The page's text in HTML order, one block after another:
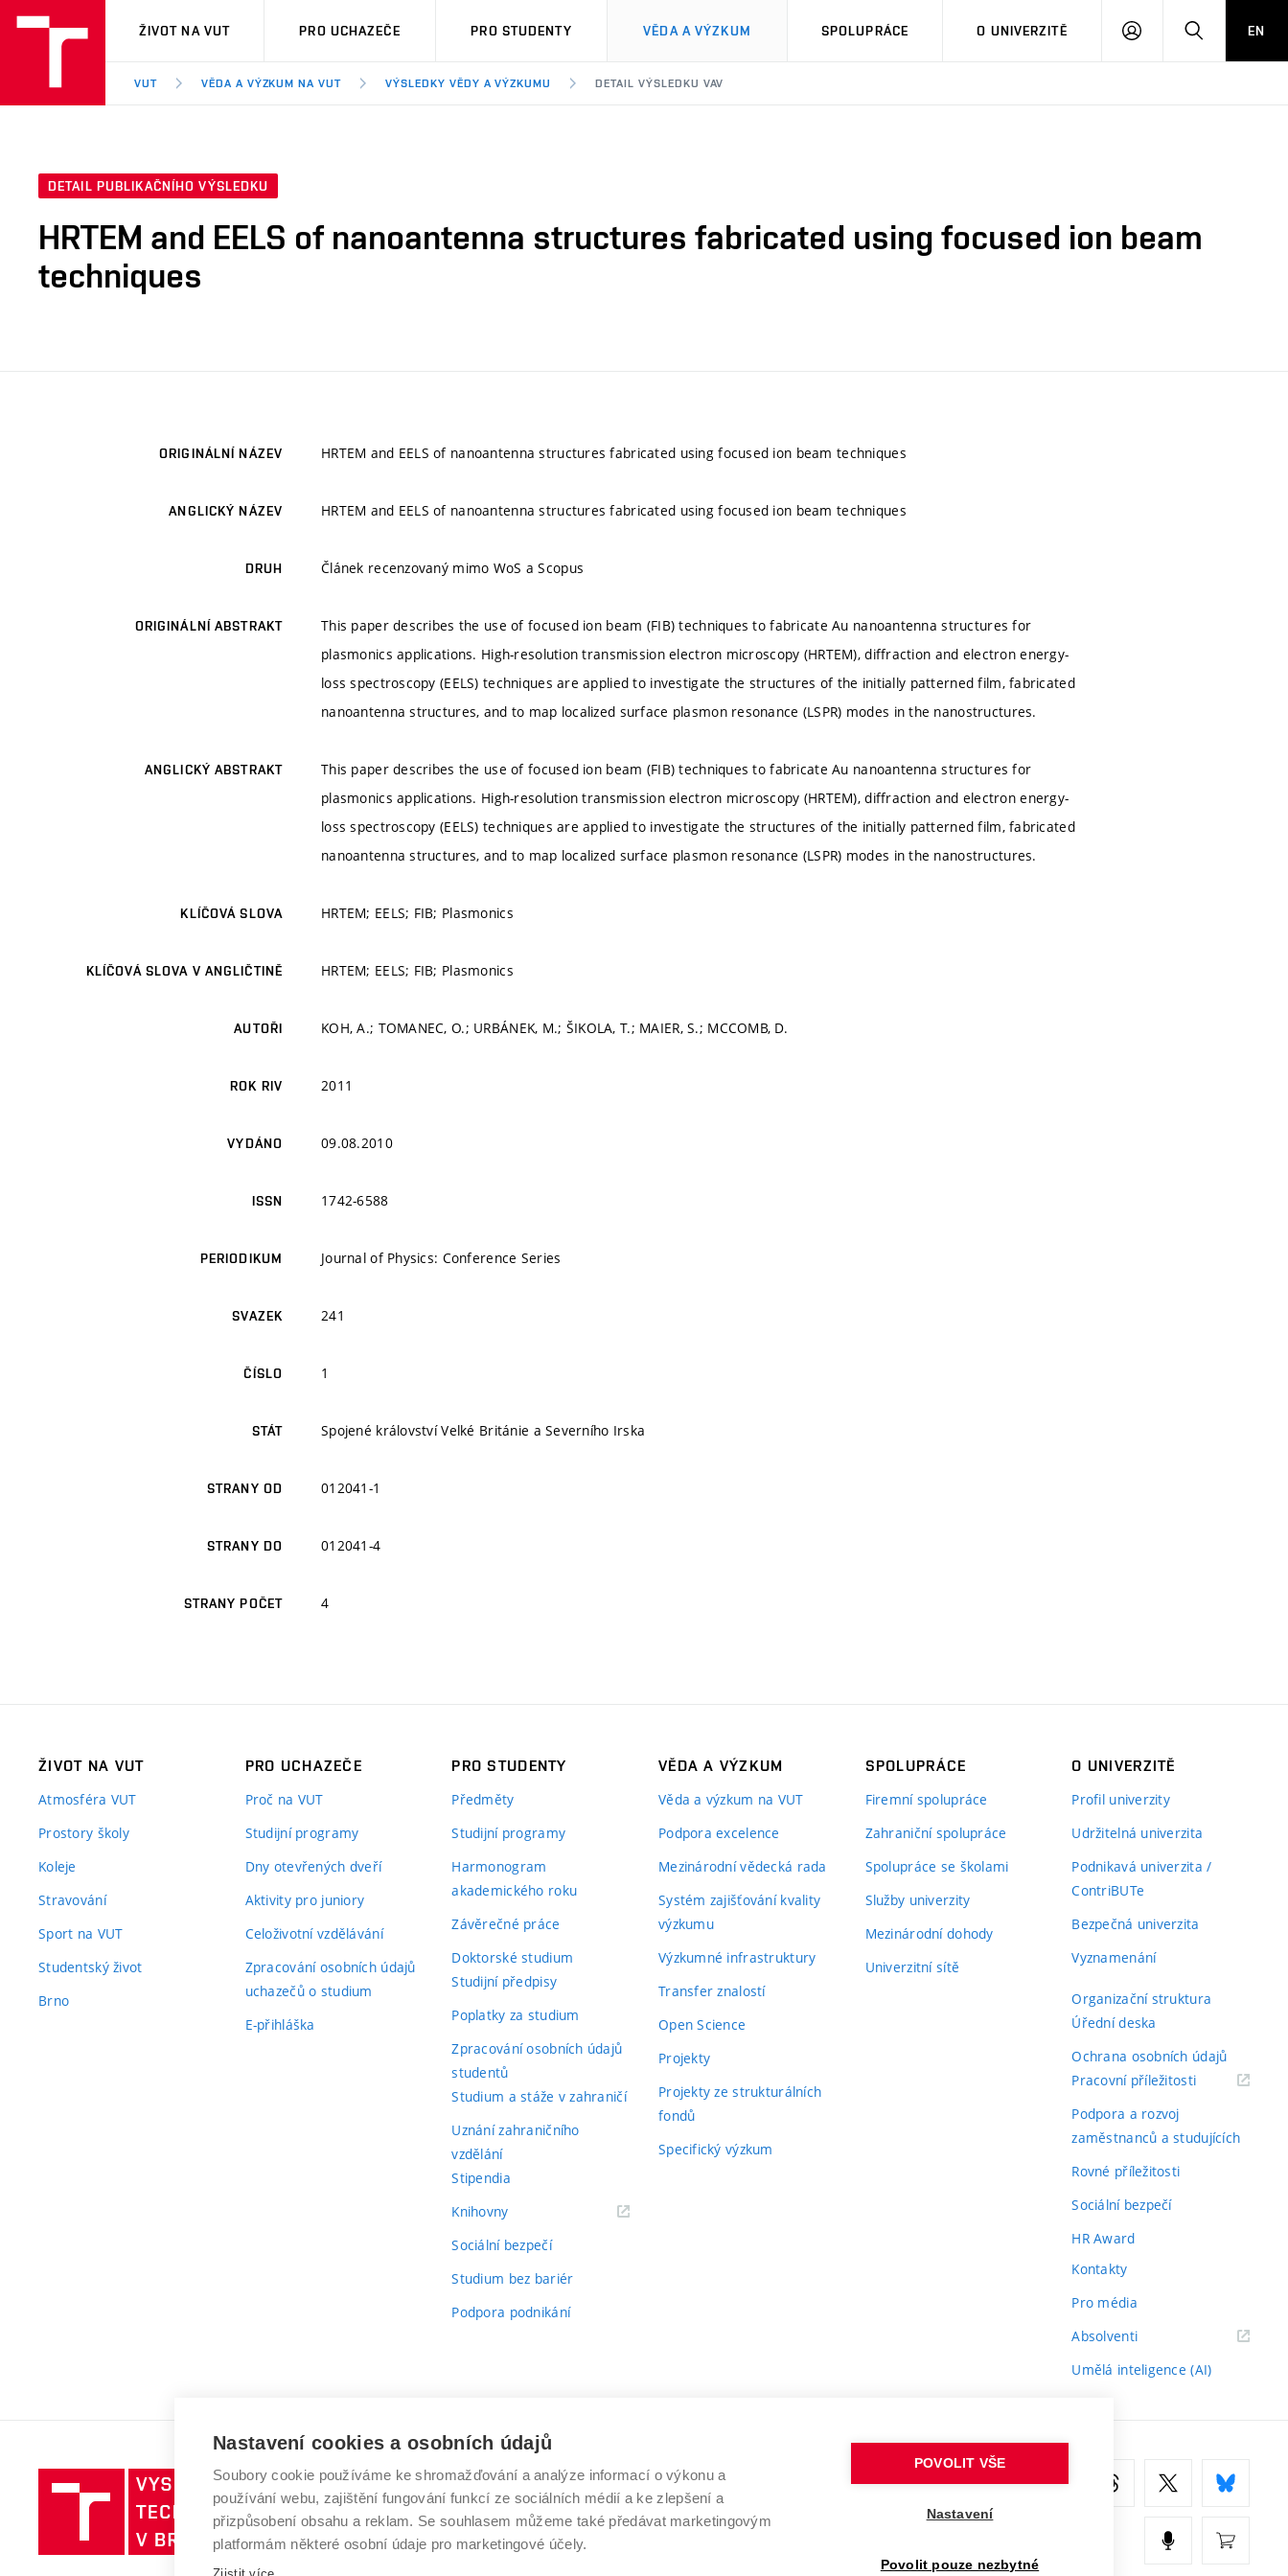
VUT
ŽIVOT NA VUT PRO UCHAZEČE PRO STUDENTY VĚDA A VÝZKUM SPOLUPRÁCE O UNIVERZITĚ
PŘIHLÁSIT HLEDATEN
VUT VĚDA A VÝZKUM NA VUT VÝSLEDKY VĚDY A VÝZKUMU DETAIL VÝSLEDKU VAV
DETAIL PUBLIKAČNÍHO VÝSLEDKU
HRTEM and EELS of nanoantenna structures fabricated using focused ion beam
techniques
ORIGINÁLNÍ NÁZEV HRTEM and EELS of nanoantenna structures fabricated using focused ion beam techniques
ANGLICKÝ NÁZEV HRTEM and EELS of nanoantenna structures fabricated using focused ion beam techniques
DRUH Článek recenzovaný mimo WoS a Scopus
ORIGINÁLNÍ ABSTRAKT
This paper describes the use of focused ion beam (FIB) techniques to fabricate Au nanoantenna structures for
plasmonics applications. High-resolution transmission electron microscopy (HRTEM), diffraction and electron energy-
loss spectroscopy (EELS) techniques are applied to investigate the structures of the initially patterned film, fabricated
nanoantenna structures, and to map localized surface plasmon resonance (LSPR) modes in the nanostructures.
ANGLICKÝ ABSTRAKT
This paper describes the use of focused ion beam (FIB) techniques to fabricate Au nanoantenna structures for
plasmonics applications. High-resolution transmission electron microscopy (HRTEM), diffraction and electron energy-
loss spectroscopy (EELS) techniques are applied to investigate the structures of the initially patterned film, fabricated
nanoantenna structures, and to map localized surface plasmon resonance (LSPR) modes in the nanostructures.
KLÍČOVÁ SLOVA HRTEM; EELS; FIB; Plasmonics
KLÍČOVÁ SLOVA V ANGLIČTINĚ HRTEM; EELS; FIB; Plasmonics
AUTOŘI KOH, A.; TOMANEC, O.; URBÁNEK, M.; ŠIKOLA, T.; MAIER, S.; MCCOMB, D.
ROK RIV 2011
VYDÁNO 09.08.2010
ISSN 1742-6588
PERIODIKUM Journal of Physics: Conference Series
SVAZEK 241
ČÍSLO 1
STÁT Spojené království Velké Británie a Severního Irska
STRANY OD 012041-1
STRANY DO 012041-4
STRANY POČET 4
ŽIVOT NA VUT
Atmosféra VUT
Prostory školy
Koleje
Stravování
Sport na VUT
Studentský život
Brno
PRO UCHAZEČE
Proč na VUT
Studijní programy
Dny otevřených dveří
Aktivity pro juniory
Celoživotní vzdělávání
Zpracování osobních údajů
uchazečů o studium
E-přihláška
PRO STUDENTY
Předměty
Studijní programy
Harmonogram
akademického roku
Závěrečné práce
Doktorské studium
Studijní předpisy
Poplatky za studium
Zpracování osobních údajů
studentů
Studium a stáže v zahraničí
Uznání zahraničního
vzdělání
Stipendia
Knihovny(externí
Sociální bezpečí
Studium bez bariér
Podpora podnikání
VĚDA A VÝZKUM
Věda a výzkum na VUT
Podpora excelence
Mezinárodní vědecká rada
Systém zajišťování kvality
výzkumu
Výzkumné infrastruktury
Transfer znalostí
Open Science
Projekty
Projekty ze strukturálních
fondů
Specifický výzkum
SPOLUPRÁCE
Firemní spolupráce
Zahraniční spolupráce
Spolupráce se školami
Služby univerzity
Mezinárodní dohody
Univerzitní sítě
O UNIVERZITĚ
Profil univerzity
Udržitelná univerzita
Podnikavá univerzita /
ContriBUTe
Bezpečná univerzita
Vyznamenání
Organizační struktura
Úřední deska
Ochrana osobních údajů
Pracovní příležitosti(externí
Podpora a rozvoj
zaměstnanců a studujících
Rovné příležitosti
Sociální bezpečí
HR Award
Kontakty
Pro média
Absolventi(externí
Umělá inteligence (AI)
Vysoké
učení
technické
v
VYSOKÉ UČENÍ TECHNICKÉ V BRNĚ
Antonínská 548/1
602 00 Brno
www.vut.cz
Nastavení cookies a osobních údajů
Soubory cookie používáme ke shromažďování a analýze informací o výkonu a
používání webu, zajištění fungování funkcí ze sociálních médií a ke zlepšení a
přizpůsobení obsahu a reklam. Se souhlasem můžeme také předávat marketingovým
platformám některé osobní údaje pro marketingové účely.
POVOLIT VŠE
Nastavení
Povolit pouze nezbytné